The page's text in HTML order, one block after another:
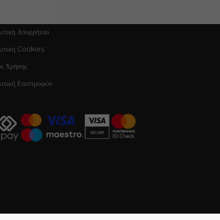
Απορρήτου
Cookies
Χρήσης
Επιστροφών